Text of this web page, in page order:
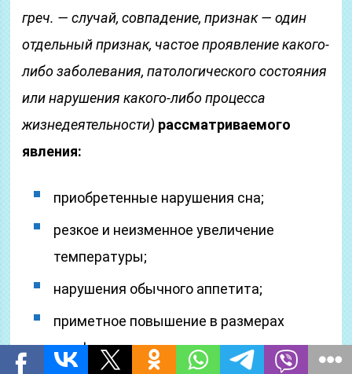
греч. — случай, совпадение, признак — один
отдельный признак, частое проявление какого-
либо заболевания, патологического состояния
или нарушения какого-либо процесса
жизнедеятельности) рассматриваемого
явления:
приобретенные нарушения сна;
резкое и неизменное увеличение
температуры;
нарушения обычного аппетита;
приметное повышение в размерах
лимфатических узлов из-за их мощного